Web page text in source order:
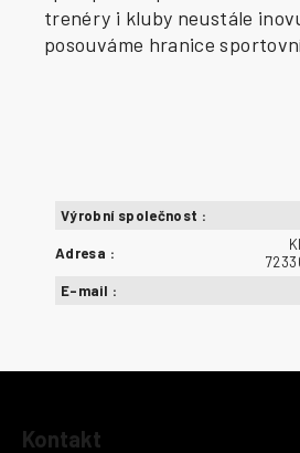
trenéry i kluby neustále
posouváme hranice
Výrobní společnost :
Adresa :
E-mail :
Kontakt